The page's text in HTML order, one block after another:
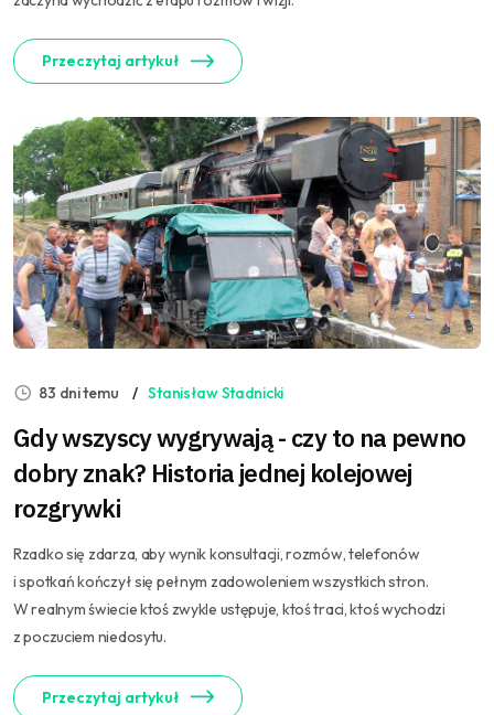
Przeczytaj artykuł
83 dni temu Stanisław Stadnicki
Gdy wszyscy wygrywają - czy to na pewno
dobry znak? Historia jednej kolejowej
rozgrywki
Rzadko się zdarza, aby wynik konsultacji, rozmów, telefonów
i spotkań kończył się pełnym zadowoleniem wszystkich stron.
W realnym świecie ktoś zwykle ustępuje, ktoś traci, ktoś wychodzi
z poczuciem niedosytu.
Przeczytaj artykuł